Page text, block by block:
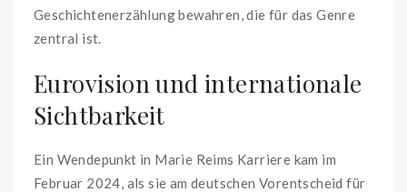
Geschichtenerzählung bewahren, die für das Genre
zentral ist.
Eurovision und internationale
Sichtbarkeit
Ein Wendepunkt in Marie Reims Karriere kam im
Februar 2024, als sie am deutschen Vorentscheid für